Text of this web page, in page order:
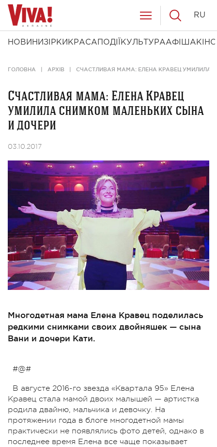
НОВИНИ ЗІРКИ КРАСА ПОДІЇ КУЛЬТУРААФІША КІНО
RU
ГОЛОВНА АРХІВ СЧАСТЛИВАЯ МАМА: ЕЛЕНА КРАВЕЦ УМИЛИЛА
Счастливая мама: Елена Кравец
умилила снимком маленьких сына
и дочери
03.10.2017
Многодетная мама Елена Кравец поделилась
редкими снимками своих двойняшек — сына
Вани и дочери Кати.
#@#
В августе 2016-го звезда «Квартала 95» Елена
Кравец стала мамой двоих малышей — артистка
родила двайню, мальчика и девочку. На
протяжении года в блоге многодетной мамы
практически не появлялись фото детей, однако в
последнее время Елена все чаще показывает